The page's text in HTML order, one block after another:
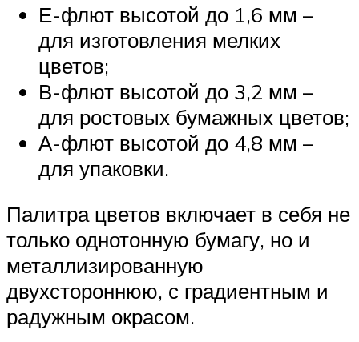
Е-флют высотой до 1,6 мм –
для изготовления мелких
цветов;
В-флют высотой до 3,2 мм –
для ростовых бумажных цветов;
А-флют высотой до 4,8 мм –
для упаковки.
Палитра цветов включает в себя не
только однотонную бумагу, но и
металлизированную
двухстороннюю, с градиентным и
радужным окрасом.